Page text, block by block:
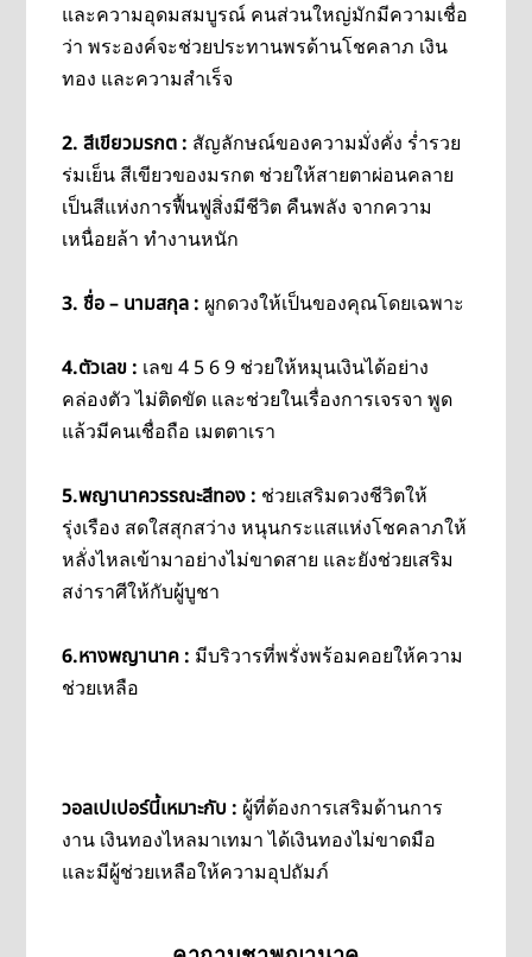
และความอุดมสมบูรณ์ คนส่วนใหญ่มักมีความเชื่อ
ว่า พระองค์จะช่วยประทานพรด้านโชคลาภ เงิน
ทอง และความสำเร็จ
2. สีเขียวมรกต : สัญลักษณ์ของความมั่งคั่ง ร่ำรวย
ร่มเย็น สีเขียวของมรกต ช่วยให้สายตาผ่อนคลาย
เป็นสีแห่งการฟื้นฟูสิ่งมีชีวิต คืนพลัง จากความ
เหนื่อยล้า ทำงานหนัก
3. ชื่อ – นามสกุล : ผูกดวงให้เป็นของคุณโดยเฉพาะ
4.ตัวเลข : เลข 4 5 6 9 ช่วยให้หมุนเงินได้อย่าง
คล่องตัว ไม่ติดขัด และช่วยในเรื่องการเจรจา พูด
แล้วมีคนเชื่อถือ เมตตาเรา
5.พญานาควรรณะสีทอง : ช่วยเสริมดวงชีวิตให้
รุ่งเรือง สดใสสุกสว่าง หนุนกระแสแห่งโชคลาภให้
หลั่งไหลเข้ามาอย่างไม่ขาดสาย และยังช่วยเสริม
สง่าราศีให้กับผู้บูชา
6.หางพญานาค : มีบริวารที่พรั่งพร้อมคอยให้ความ
ช่วยเหลือ
วอลเปเปอร์นี้เหมาะกับ : ผู้ที่ต้องการเสริมด้านการ
งาน เงินทองไหลมาเทมา ได้เงินทองไม่ขาดมือ
และมีผู้ช่วยเหลือให้ความอุปถัมภ์